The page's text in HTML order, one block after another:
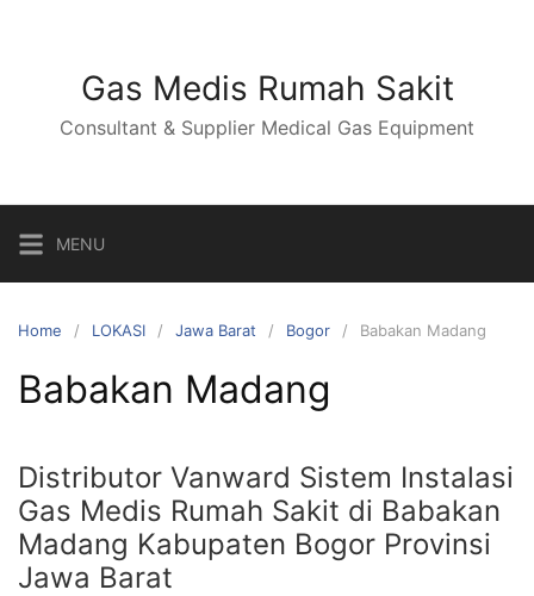
Gas Medis Rumah Sakit
Consultant & Supplier Medical Gas Equipment
MENU
Home LOKASI Jawa Barat Bogor Babakan Madang
Babakan Madang
Distributor Vanward Sistem Instalasi
Gas Medis Rumah Sakit di Babakan
Madang Kabupaten Bogor Provinsi
Jawa Barat